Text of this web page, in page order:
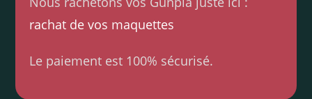
rachat de vos maquettes
Le paiement est 100% sécurisé.